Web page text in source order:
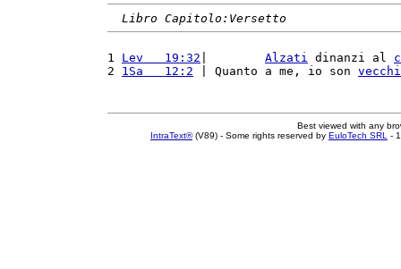
Libro Capitolo:Versetto
1 Lev   19:32 Alzati dinanzi al
2 1Sa   12:2 | Quanto a me, io son
Best viewed with any
IntraText®(V89) - Some rights reserved by EuloTech SRL -